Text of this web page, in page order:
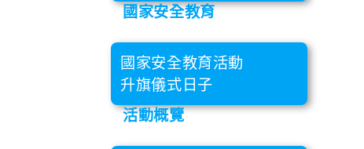
國家安全教育
國家安全教育活動
升旗儀式日子
活動概覽